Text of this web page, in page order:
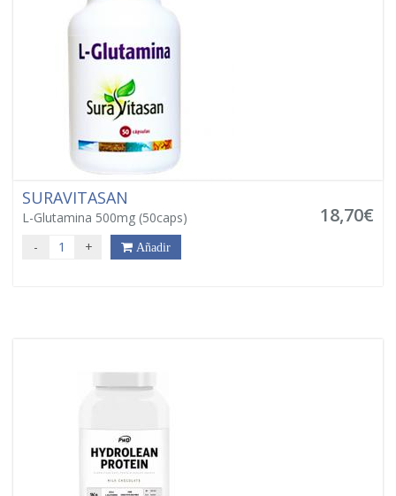
SURAVITASAN
L-Glutamina 500mg (50caps) 18,70€
- + Añadir